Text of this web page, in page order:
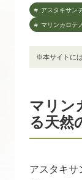
アスタキサン
マリンカロテ
※本サイトに
マリン
る天然
アスタキサ